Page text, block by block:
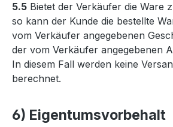
5.5 Bietet der Verkäufer die Ware
so kann der Kunde die bestellte
vom Verkäufer angegebenen
der vom Verkäufer angegebenen
In diesem Fall werden keine
berechnet.
6) Eigentumsvorbehalt